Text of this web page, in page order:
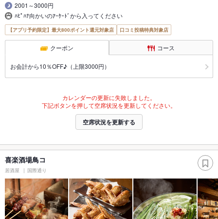
2001～3000円
ﾊﾋﾟﾊﾅ向かいのｱｰｹｰﾄﾞから入ってください
【アプリ予約限定】最大800ポイント還元対象店 口コミ投稿特典対象店
クーポン コース
お会計から10％OFF♪（上限3000円）
カレンダーの更新に失敗しました。
下記ボタンを押して空席状況を更新してください。
空席状況を更新する
喜楽酒場鳥コ
居酒屋 国際通り